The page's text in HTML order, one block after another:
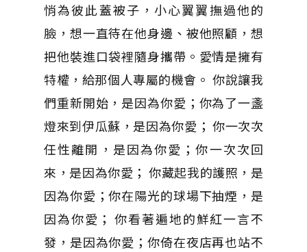
悄為彼此蓋被子，小心翼翼撫過他的
臉，想一直待在他身邊、被他照顧，想
把他裝進口袋裡隨身攜帶。愛情是擁有
特權，給那個人專屬的機會。 你說讓我
們重新開始，是因為你愛；你為了一盞
燈來到伊瓜蘇，是因為你愛； 你一次次
任性離開，是因為你愛；你一次次回
來，是因為你愛； 你藏起我的護照，是
因為你愛；你在陽光的球場下抽煙，是
因為你愛； 你看著遍地的鮮紅一言不
發，是因為你愛；你倚在夜店再也站不